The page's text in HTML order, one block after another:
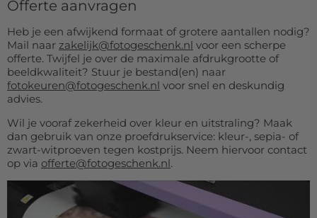
Offerte aanvragen
Heb je een afwijkend formaat of grotere aantallen nodig?
Mail naar zakelijk@fotogeschenk.nl voor een scherpe
offerte. Twijfel je over de maximale afdrukgrootte of
beeldkwaliteit? Stuur je bestand(en) naar
fotokeuren@fotogeschenk.nl voor snel en deskundig
advies.
Wil je vooraf zekerheid over kleur en uitstraling? Maak
dan gebruik van onze proefdrukservice: kleur-, sepia- of
zwart-witproeven tegen kostprijs. Neem hiervoor contact
op via offerte@fotogeschenk.nl.